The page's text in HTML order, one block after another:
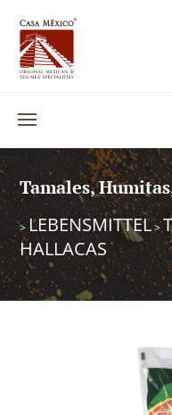
Tamales,
> LEBENSMITTEL>
HALLACAS